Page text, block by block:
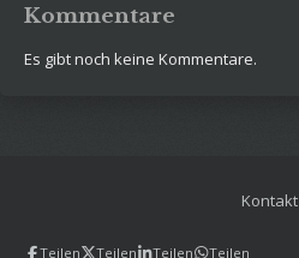
Kommentare
Es gibt noch keine Kommentare.
Kontakt
Teilen Teilen Teilen Teilen